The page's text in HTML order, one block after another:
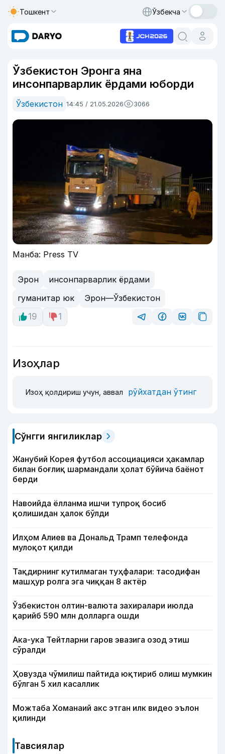
Тошкент Ўзбекча
Ўзбекистон Эронга яна
инсонпарварлик ёрдами юборди
Ўзбекистон 14:45 / 21.05.2026 3066
Манба: Press TV
Эрон
инсонпарварлик ёрдами
гуманитар юк
Эрон—Ўзбекистон
19
1
Изоҳлар
Изоҳ қолдириш учун, аввал рўйхатдан ўтинг
Сўнгги янгиликлар
Жанубий Корея футбол ассоциацияси ҳакамлар
билан боғлиқ шармандали ҳолат бўйича баёнот
берди
Навоийда ёлланма ишчи тупроқ босиб
қолишидан ҳалок бўлди
Илҳом Алиев ва Дональд Трамп телефонда
мулоқот қилди
Тақдирнинг кутилмаган туҳфалари: тасодифан
машҳур ролга эга чиққан 8 актёр
Ўзбекистон олтин-валюта захиралари июлда
қарийб 590 млн долларга ошди
Ака-ука Тейтларни гаров эвазига озод этиш
сўралди
Ҳовузда чўмилиш пайтида юқтириб олиш мумкин
бўлган 5 хил касаллик
Можтаба Хоманаий акс этган илк видео эълон
қилинди
Тавсиялар